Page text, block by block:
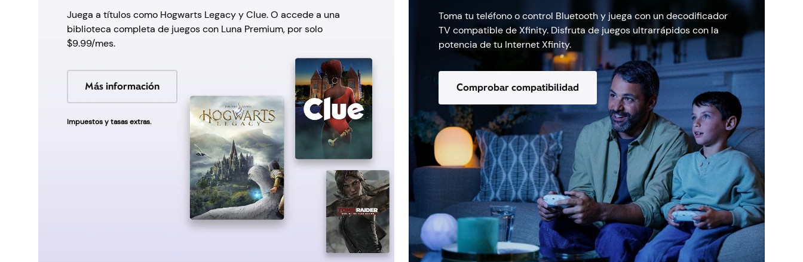
Juega a títulos como Hogwarts Legacy y Clue. O accede a una
biblioteca completa de juegos con Luna Premium, por solo
$9.99/mes.
Más información
Impuestos y tasas extras.
Toma tu teléfono o control Bluetooth y juega con un decodificador
TV compatible de Xfinity. Disfruta de juegos ultrarrápidos con la
potencia de tu Internet Xfinity.
Comprobar compatibilidad